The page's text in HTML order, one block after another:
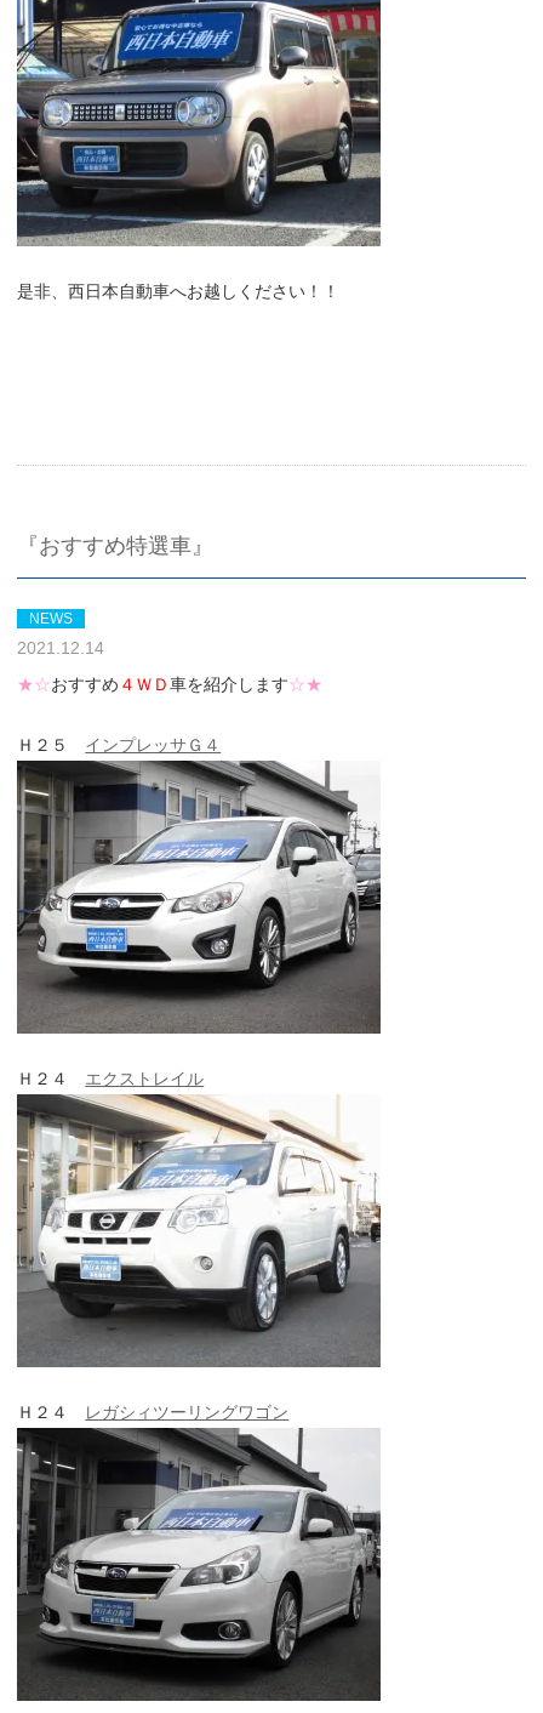
是非、西日本自動車へお越しください！！
『おすすめ特選車』
NEWS
2021.12.14
★☆おすすめ ４ＷＤ車を紹介します☆★
Ｈ２５ インプレッサＧ４
Ｈ２４ エクストレイル
Ｈ２４ レガシィツーリングワゴン